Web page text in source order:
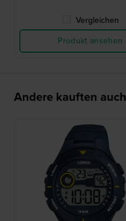
Vergleichen
Produkt ansehen
Andere kauften auch